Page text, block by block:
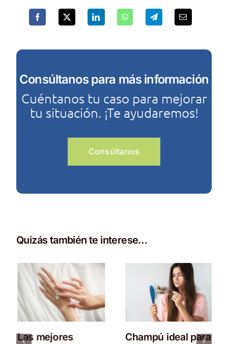
Consúltanos para más información
Cuéntanos tu caso para mejorar
tu situación. ¡Te ayudaremos!
Consúltanos
Quizás también te interese…
Las mejores
Champú ideal para